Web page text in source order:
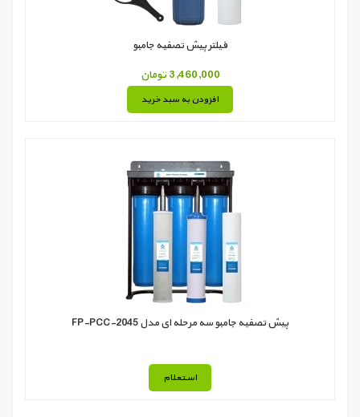
فیلتر پیش تصفیه جامبو
3,460,000 تومان
افزودن به سبد خرید
پیش تصفیه جامبو سه مرحله ای مدل FP-PCC-2045
استعلام